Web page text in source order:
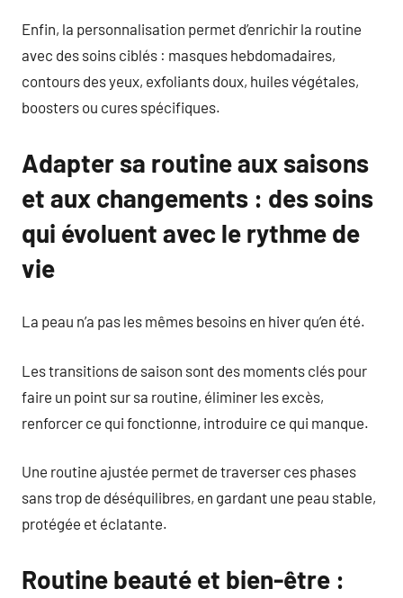
Enfin, la personnalisation permet d’enrichir la routine
avec des soins ciblés : masques hebdomadaires,
contours des yeux, exfoliants doux, huiles végétales,
boosters ou cures spécifiques.
Adapter sa routine aux saisons
et aux changements : des soins
qui évoluent avec le rythme de
vie
La peau n’a pas les mêmes besoins en hiver qu’en été.
Les transitions de saison sont des moments clés pour
faire un point sur sa routine, éliminer les excès,
renforcer ce qui fonctionne, introduire ce qui manque.
Une routine ajustée permet de traverser ces phases
sans trop de déséquilibres, en gardant une peau stable,
protégée et éclatante.
Routine beauté et bien-être :